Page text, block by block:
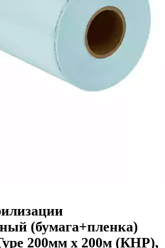
(бумага+пленка)
200мм х 200м (КНР),